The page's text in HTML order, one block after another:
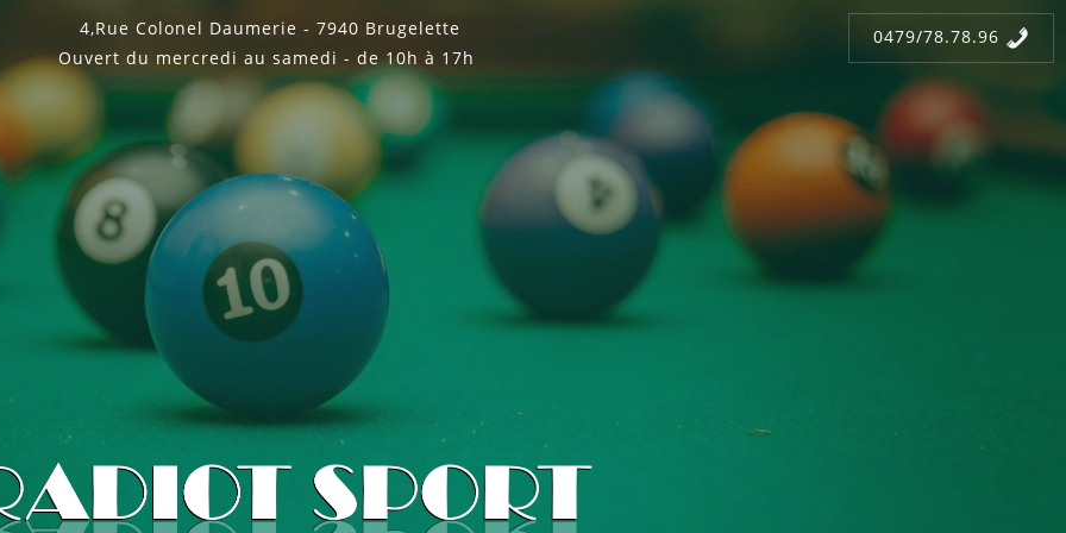
4,Rue Colonel Daumerie - 7940 Brugelette
Ouvert du mercredi au samedi - de 10h à 17h
0479/78.78.96